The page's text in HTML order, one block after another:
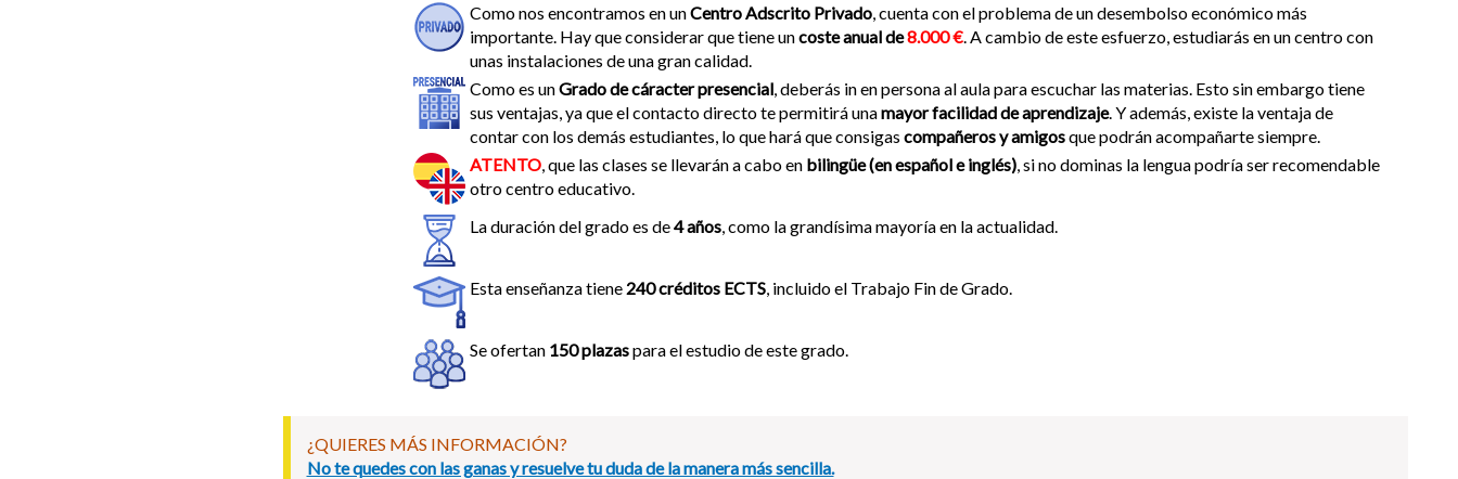
Como nos encontramos en unCentro Adscrito Privado , cuenta con el problema de un desembolso económico más
importante. Hay que considerar que tiene uncoste anual de8.000 € . A cambio de este esfuerzo, estudiarás en un centro con
unas instalaciones de una gran calidad.
Como es unGrado de cáracter presencial , deberás in en persona al aula para escuchar las materias. Esto sin embargo tiene
sus ventajas, ya que el contacto directo te permitirá unamayor facilidad de aprendizaje. Y además, existe la ventaja de
contar con los demás estudiantes, lo que hará que consigas compañeros y amigosque podrán acompañarte siempre.
ATENTO , que las clases se llevarán a cabo en bilingüe (en español e inglés) , si no dominas la lengua podría ser recomendable
otro centro educativo.
La duración del grado es de4 años , como la grandísima mayoría en la actualidad.
Esta enseñanza tiene 240 créditos ECTS , incluido el Trabajo Fin de Grado.
Se ofertan 150 plazaspara el estudio de este grado.
¿QUIERES MÁS INFORMACIÓN?
No te quedes con las ganas y resuelve tu duda de la manera más sencilla.